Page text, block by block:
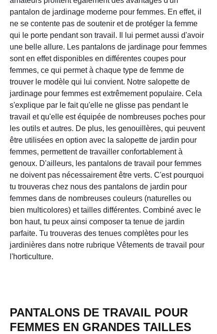
pantalon de jardinage moderne pour femmes. En effet, il
ne se contente pas de soutenir et de protéger la femme
qui le porte pendant son travail. Il lui permet aussi d'avoir
une belle allure. Les pantalons de jardinage pour femmes
sont en effet disponibles en différentes coupes pour
femmes, ce qui permet à chaque type de femme de
trouver le modèle qui lui convient. Notre salopette de
jardinage pour femmes est extrêmement populaire. Cela
s'explique par le fait qu'elle ne glisse pas pendant le
travail et qu'elle est équipée de nombreuses poches pour
les outils et autres. De plus, les genouillères, qui peuvent
être utilisées en option avec la salopette de jardin pour
femmes, permettent de travailler confortablement à
genoux. D'ailleurs, les pantalons de travail pour femmes
ne doivent pas nécessairement être verts. C'est pourquoi
tu trouveras chez nous des pantalons de jardin pour
femmes dans de nombreuses couleurs (naturelles ou
bien multicolores) et tailles différentes. Combiné avec le
bon haut, tu peux ainsi composer ta tenue de jardin
parfaite. Tu trouveras des tenues complètes pour les
jardinières dans notre rubrique Vêtements de travail pour
l'horticulture.
PANTALONS DE TRAVAIL POUR
FEMMES EN GRANDES TAILLES